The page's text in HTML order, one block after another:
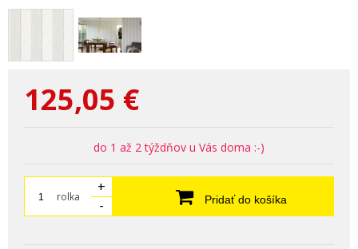
125,05 €
do 1 až 2 týždňov u Vás doma :-)
rolka
+
-
Pridať do košíka